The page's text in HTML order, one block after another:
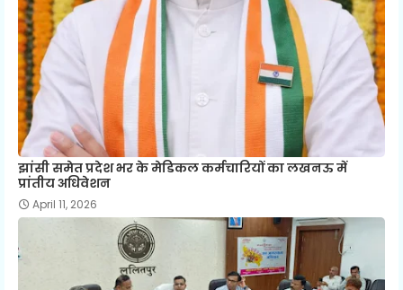
झांसी समेत प्रदेश भर के मेडिकल कर्मचारियों का लखनऊ में
प्रांतीय अधिवेशन
April 11, 2026